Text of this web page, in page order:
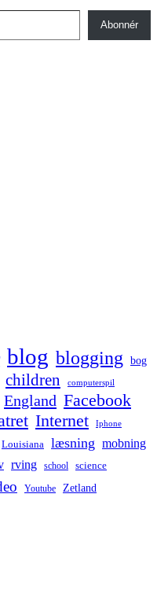
Abonnér
blog blogging bog
children computerspil
England Facebook
Internet Iphone
Louisiana læsning mobning
rving school science
Youtube Zetland